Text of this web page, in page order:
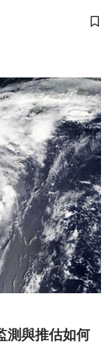
儲
測與推估如何